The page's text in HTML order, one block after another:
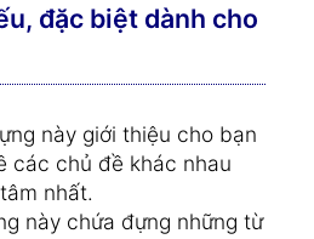
đặc biệt dành cho
này giới thiệu cho bạn
các chủ đề khác nhau
nhất.
này chứa đựng những từ